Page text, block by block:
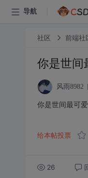
导航
社区 前端社
你是世间
风雨8982
你是世间最可
给本帖投票
26